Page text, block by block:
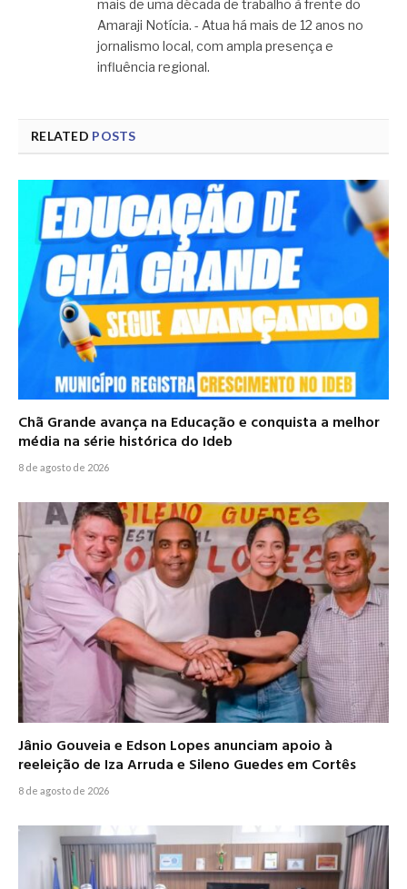
mais de uma década de trabalho à frente do
Amaraji Notícia. - Atua há mais de 12 anos no
jornalismo local, com ampla presença e
influência regional.
RELATED POSTS
Chã Grande avança na Educação e conquista a melhor
média na série histórica do Ideb
8 de agosto de 2026
Jânio Gouveia e Edson Lopes anunciam apoio à
reeleição de Iza Arruda e Sileno Guedes em Cortês
8 de agosto de 2026